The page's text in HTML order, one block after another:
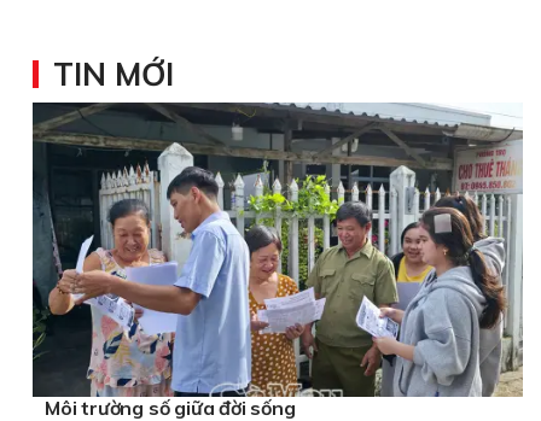
TIN MỚI
Môi trường số giữa đời sống